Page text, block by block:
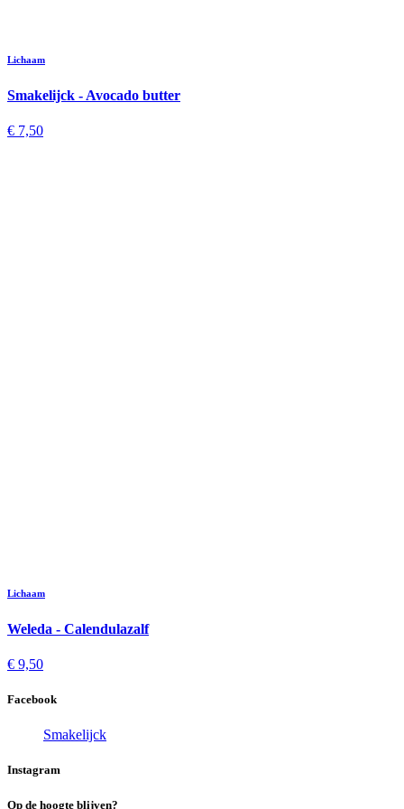
Lichaam
Smakelijck - Avocado butter
€ 7,50
Lichaam
Weleda - Calendulazalf
€ 9,50
Facebook
Smakelijck
Instagram
Op de hoogte blijven?